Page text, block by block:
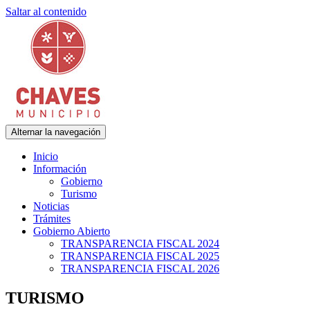
Saltar al contenido
Municipalidad de Adolfo Gonzales Chaves
Alternar la navegación
Inicio
Información
Gobierno
Turismo
Noticias
Trámites
Gobierno Abierto
TRANSPARENCIA FISCAL 2024
TRANSPARENCIA FISCAL 2025
TRANSPARENCIA FISCAL 2026
TURISMO